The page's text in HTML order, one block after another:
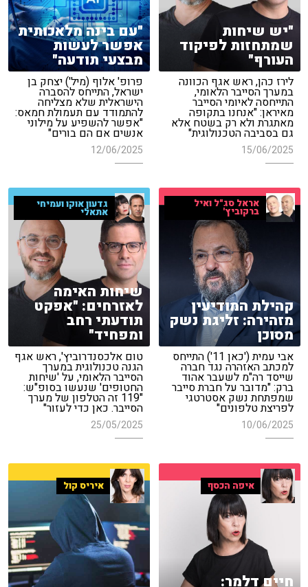
"יש שיחות
שמתחזות לפיקוד
העורף"
לירז כהן, ראש אגף הכוונה
במערך הסייבר הלאומי,
התייחסה לאיומי הסייבר
מאיראן: "אנחנו בתקופה
מאתגרת ולא רק בשטח אלא
גם בסביבה הטכנולוגית"
15/06/2025
"עם בינה מלאכותית
אפשר לעשות
מבצעי תודעה"
פרופ' אלוף (מיל') יצחק בן
ישראל, התייחס להסברה
הישראלית שלא מצליחה
להתמודד עם תעמולת חמאס:
"אפשר להשפיע על מילוני
אנשים אם הם בורים"
12/06/2025
אראל סג"ל ואיל
ברקוביץ'
קהילת המודיעין
מזהירה: זליגת נשק
מסוכן
אבי עמית ('כאן 11') התייחס
למכתב האזהרה נגד חברה
שייסד רה"מ לשעבר אהוד
ברק: "מדובר על חברת סייבר
שמפתחת נשק אסטרטגי
לפריצת טלפונים"
10/06/2025
גדעון אוקו ועמיחי
אתאלי
שיחות האימה
לאזרחים: "אפקט
תודעתי רחב
ומפחיד"
טום אלכסנדרוביץ', ראש אגף
הגנה טכנולוגית במערך
הסייבר הלאומי, על 'שיחות
החטופים' שנעשו בסופ"ש:
"119 זה הטלפון של מערך
הסייבר. כאן כדי לעזור"
25/05/2025
איפה הכסף
חיים דלמר:
איריס קול